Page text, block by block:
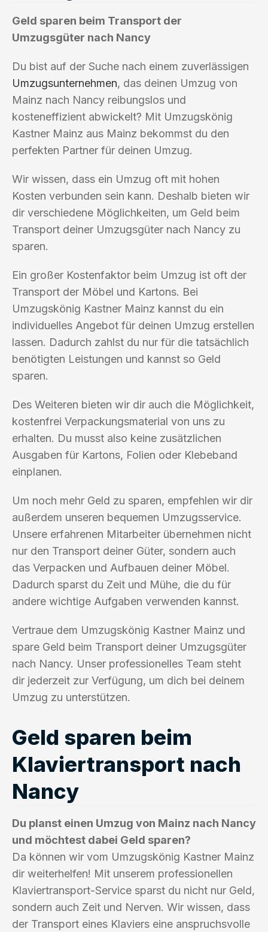
Geld sparen beim Transport der
Umzugsgüter nach Nancy
Du bist auf der Suche nach einem zuverlässigen
Umzugsunternehmen, das deinen Umzug von
Mainz nach Nancy reibungslos und
kosteneffizient abwickelt? Mit Umzugskönig
Kastner Mainz aus Mainz bekommst du den
perfekten Partner für deinen Umzug.
Wir wissen, dass ein Umzug oft mit hohen
Kosten verbunden sein kann. Deshalb bieten wir
dir verschiedene Möglichkeiten, um Geld beim
Transport deiner Umzugsgüter nach Nancy zu
sparen.
Ein großer Kostenfaktor beim Umzug ist oft der
Transport der Möbel und Kartons. Bei
Umzugskönig Kastner Mainz kannst du ein
individuelles Angebot für deinen Umzug erstellen
lassen. Dadurch zahlst du nur für die tatsächlich
benötigten Leistungen und kannst so Geld
sparen.
Des Weiteren bieten wir dir auch die Möglichkeit,
kostenfrei Verpackungsmaterial von uns zu
erhalten. Du musst also keine zusätzlichen
Ausgaben für Kartons, Folien oder Klebeband
einplanen.
Um noch mehr Geld zu sparen, empfehlen wir dir
außerdem unseren bequemen Umzugsservice.
Unsere erfahrenen Mitarbeiter übernehmen nicht
nur den Transport deiner Güter, sondern auch
das Verpacken und Aufbauen deiner Möbel.
Dadurch sparst du Zeit und Mühe, die du für
andere wichtige Aufgaben verwenden kannst.
Vertraue dem Umzugskönig Kastner Mainz und
spare Geld beim Transport deiner Umzugsgüter
nach Nancy. Unser professionelles Team steht
dir jederzeit zur Verfügung, um dich bei deinem
Umzug zu unterstützen.
Geld sparen beim
Klaviertransport nach
Nancy
Du planst einen Umzug von Mainz nach Nancy
und möchtest dabei Geld sparen?
Da können wir vom Umzugskönig Kastner Mainz
dir weiterhelfen! Mit unserem professionellen
Klaviertransport-Service sparst du nicht nur Geld,
sondern auch Zeit und Nerven. Wir wissen, dass
der Transport eines Klaviers eine anspruchsvolle